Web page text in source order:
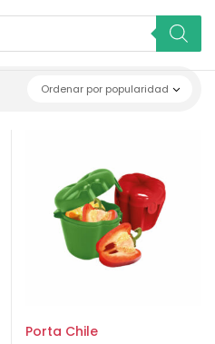
Ordenar por popularidad
Porta Chile